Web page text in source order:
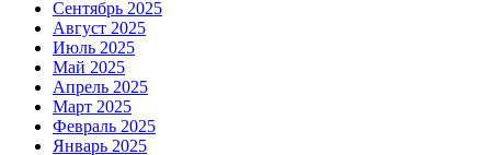
Сентябрь 2025
Август 2025
Июль 2025
Май 2025
Апрель 2025
Март 2025
Февраль 2025
Январь 2025